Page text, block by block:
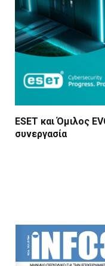
ESET και Όμιλος
συνεργασία